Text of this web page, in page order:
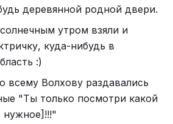
деревянной родной двери.
утром взяли и
куда-нибудь в
:)
всему Волхову раздавались
"Ты только посмотри какой
нужное]!!!"